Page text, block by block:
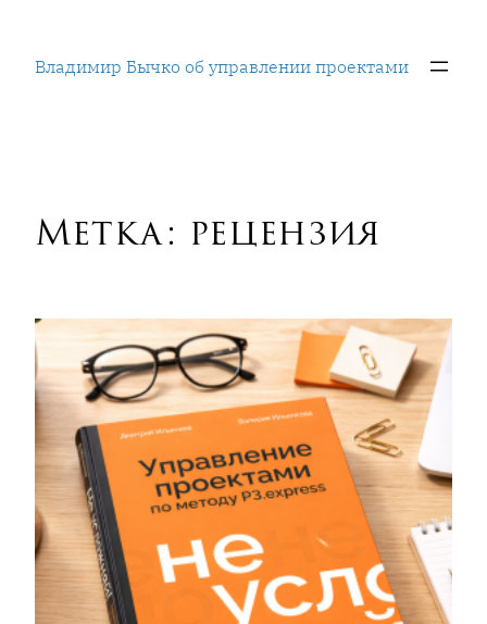
содержимому
Владимир Бычко об управлении проектами
Метка: рецензия